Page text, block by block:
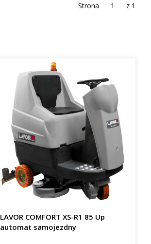
Strona z 1
LAVOR COMFORT XS-R1 85 Up
automat samojezdny